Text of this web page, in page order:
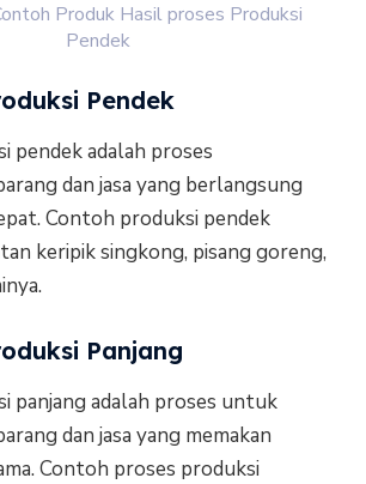
Produk Hasil proses Produksi
Pendek
Pendek
pendek adalah proses
dan jasa yang berlangsung
Contoh produksi pendek
keripik singkong, pisang goreng,
Panjang
panjang adalah proses untuk
dan jasa yang memakan
Contoh proses produksi